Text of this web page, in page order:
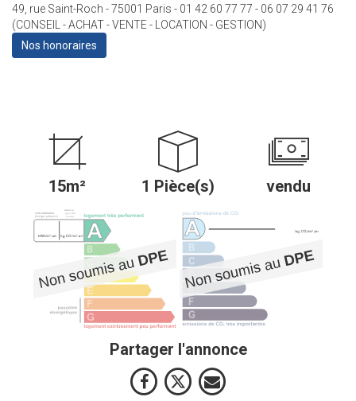
49, rue Saint-Roch - 75001 Paris - 01 42 60 77 77 - 06 07 29 41 76
(CONSEIL - ACHAT - VENTE - LOCATION - GESTION)
Nos honoraires
15m² 1 Pièce(s) vendu
Partager l'annonce